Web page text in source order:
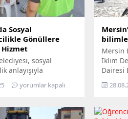
Sosyal
Gönüllere
sosyal
anlayışıyla
gönüllerine
devam ediyor. İlçede
bireyler ile gazi
yorumlar kapalı
Mersin
İklim
Dairesi
Yıl
ziyaret